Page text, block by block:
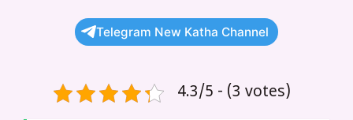
Telegram New Katha Channel
4.3/5 - (3 votes)